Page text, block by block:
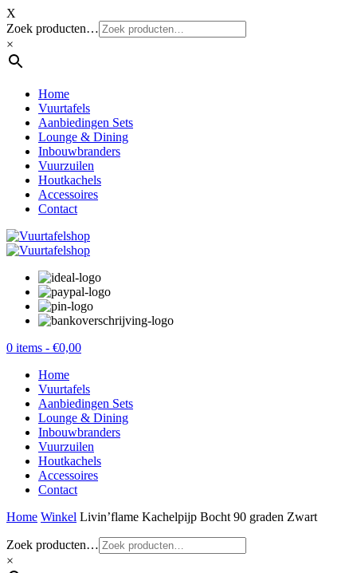
X
Zoek producten…
×
Home
Vuurtafels
Aanbiedingen Sets
Lounge & Dining
Inbouwbranders
Vuurzuilen
Houtkachels
Accessoires
Contact
0 items - €0,00
Home
Vuurtafels
Aanbiedingen Sets
Lounge & Dining
Inbouwbranders
Vuurzuilen
Houtkachels
Accessoires
Contact
Home Winkel Livin’flame Kachelpijp Bocht 90 graden Zwart
Zoek producten…
×